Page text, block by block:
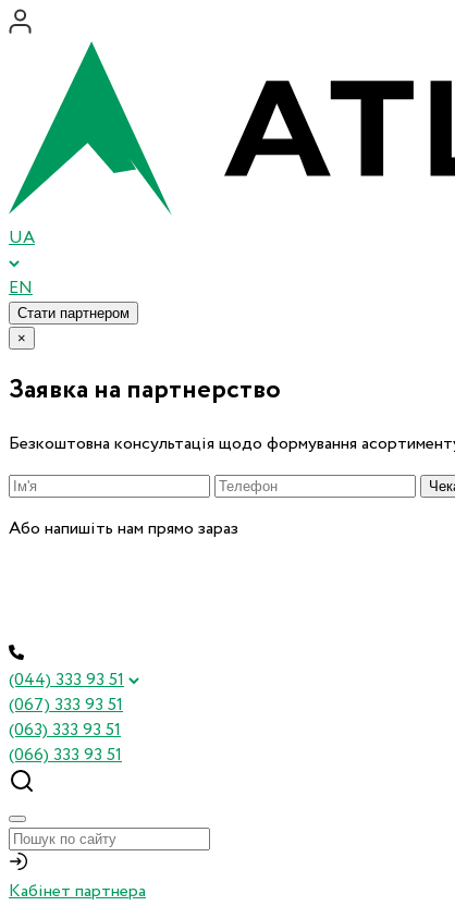
UA
EN
Стати партнером
×
Заявка на партнерство
Безкоштовна консультація щодо формування
Або напишіть нам прямо зараз
(044) 333 93 51
(067) 333 93 51
(063) 333 93 51
(066) 333 93 51
Кабінет партнера